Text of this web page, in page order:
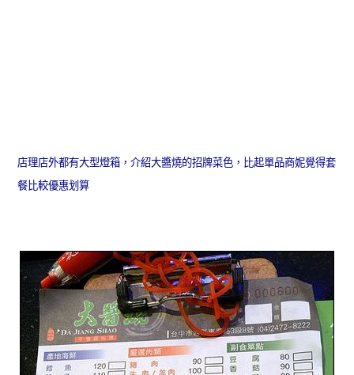
店理店外都有大型燈箱，介紹大醬燒的招牌菜色，比起單品商妮覺得套
餐比較優惠划算